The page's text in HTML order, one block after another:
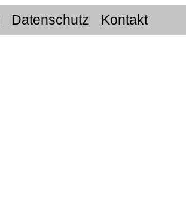
Datenschutz Kontakt